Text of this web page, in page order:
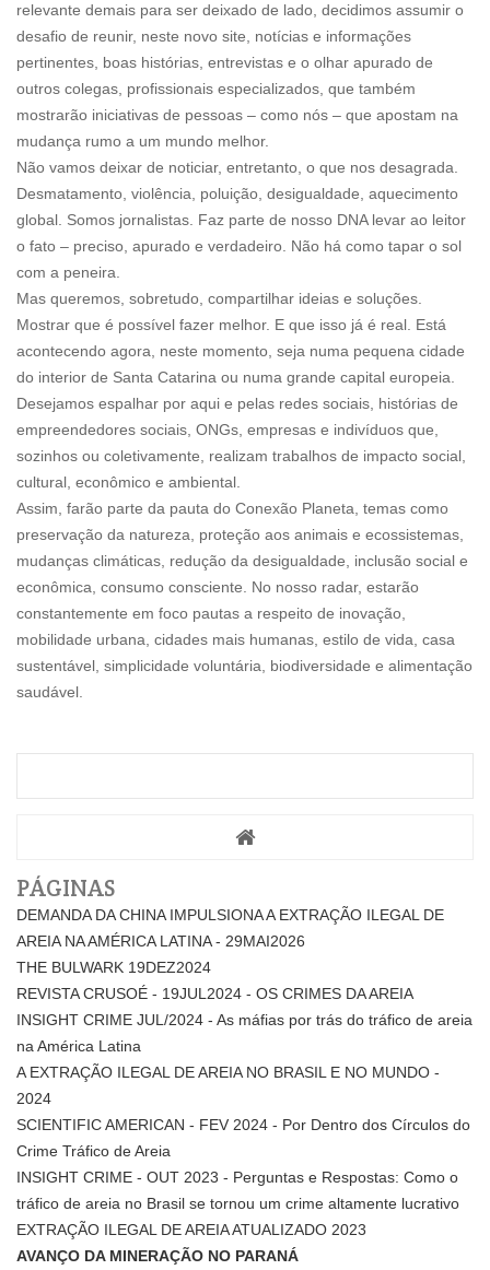
relevante demais para ser deixado de lado, decidimos assumir o
desafio de reunir, neste novo site, notícias e informações
pertinentes, boas histórias, entrevistas e o olhar apurado de
outros colegas, profissionais especializados, que também
mostrarão iniciativas de pessoas – como nós – que apostam na
mudança rumo a um mundo melhor.
Não vamos deixar de noticiar, entretanto, o que nos desagrada.
Desmatamento, violência, poluição, desigualdade, aquecimento
global. Somos jornalistas. Faz parte de nosso DNA levar ao leitor
o fato – preciso, apurado e verdadeiro. Não há como tapar o sol
com a peneira.
Mas queremos, sobretudo, compartilhar ideias e soluções.
Mostrar que é possível fazer melhor. E que isso já é real. Está
acontecendo agora, neste momento, seja numa pequena cidade
do interior de Santa Catarina ou numa grande capital europeia.
Desejamos espalhar por aqui e pelas redes sociais, histórias de
empreendedores sociais, ONGs, empresas e indivíduos que,
sozinhos ou coletivamente, realizam trabalhos de impacto social,
cultural, econômico e ambiental.
Assim, farão parte da pauta do Conexão Planeta, temas como
preservação da natureza, proteção aos animais e ecossistemas,
mudanças climáticas, redução da desigualdade, inclusão social e
econômica, consumo consciente. No nosso radar, estarão
constantemente em foco pautas a respeito de inovação,
mobilidade urbana, cidades mais humanas, estilo de vida, casa
sustentável, simplicidade voluntária, biodiversidade e alimentação
saudável.
PÁGINAS
DEMANDA DA CHINA IMPULSIONA A EXTRAÇÃO ILEGAL DE
AREIA NA AMÉRICA LATINA - 29MAI2026
THE BULWARK 19DEZ2024
REVISTA CRUSOÉ - 19JUL2024 - OS CRIMES DA AREIA
INSIGHT CRIME JUL/2024 - As máfias por trás do tráfico de areia
na América Latina
A EXTRAÇÃO ILEGAL DE AREIA NO BRASIL E NO MUNDO -
2024
SCIENTIFIC AMERICAN - FEV 2024 - Por Dentro dos Círculos do
Crime Tráfico de Areia
INSIGHT CRIME - OUT 2023 - Perguntas e Respostas: Como o
tráfico de areia no Brasil se tornou um crime altamente lucrativo
EXTRAÇÃO ILEGAL DE AREIA ATUALIZADO 2023
AVANÇO DA MINERAÇÃO NO PARANÁ